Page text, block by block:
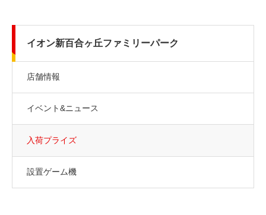
イオン新百合ヶ丘ファミリーパーク
店舗情報
イベント&ニュース
入荷プライズ
設置ゲーム機